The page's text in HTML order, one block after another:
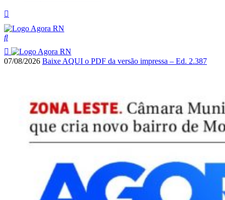
07/08/2026 Baixe AQUI o PDF da versão impressa – Ed. 2.387